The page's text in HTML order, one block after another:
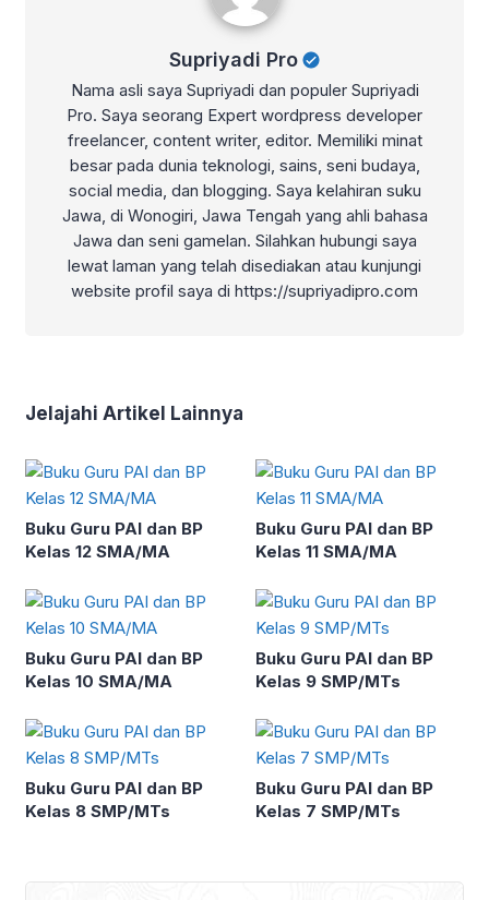
Supriyadi Pro
Nama asli saya Supriyadi dan populer Supriyadi
Pro. Saya seorang Expert wordpress developer
freelancer, content writer, editor. Memiliki minat
besar pada dunia teknologi, sains, seni budaya,
social media, dan blogging. Saya kelahiran suku
Jawa, di Wonogiri, Jawa Tengah yang ahli bahasa
Jawa dan seni gamelan. Silahkan hubungi saya
lewat laman yang telah disediakan atau kunjungi
website profil saya di https://supriyadipro.com
Jelajahi Artikel Lainnya
Buku Guru PAI dan BP
Kelas 12 SMA/MA
Buku Guru PAI dan BP
Kelas 11 SMA/MA
Buku Guru PAI dan BP
Kelas 10 SMA/MA
Buku Guru PAI dan BP
Kelas 9 SMP/MTs
Buku Guru PAI dan BP
Kelas 8 SMP/MTs
Buku Guru PAI dan BP
Kelas 7 SMP/MTs